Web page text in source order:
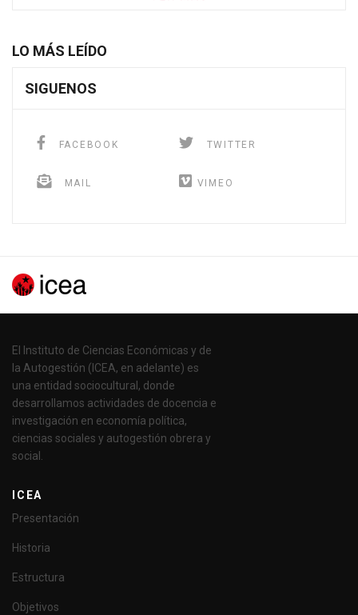
LO MÁS LEÍDO
SIGUENOS
FACEBOOK TWITTER
MAIL VIMEO
El Instituto de Ciencias Económicas y de
la Autogestión (ICEA, en adelante) es
una entidad sociocultural, donde
desarrollamos actividades de docencia e
investigación en economía política,
ciencias sociales y autogestión obrera y
social.
ICEA
Presentación
Historia
Estructura
Objetivos